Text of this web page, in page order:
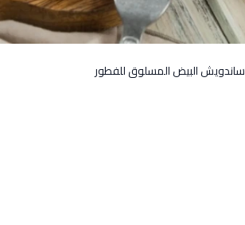
ساندويش البيض المسلوق للفطور